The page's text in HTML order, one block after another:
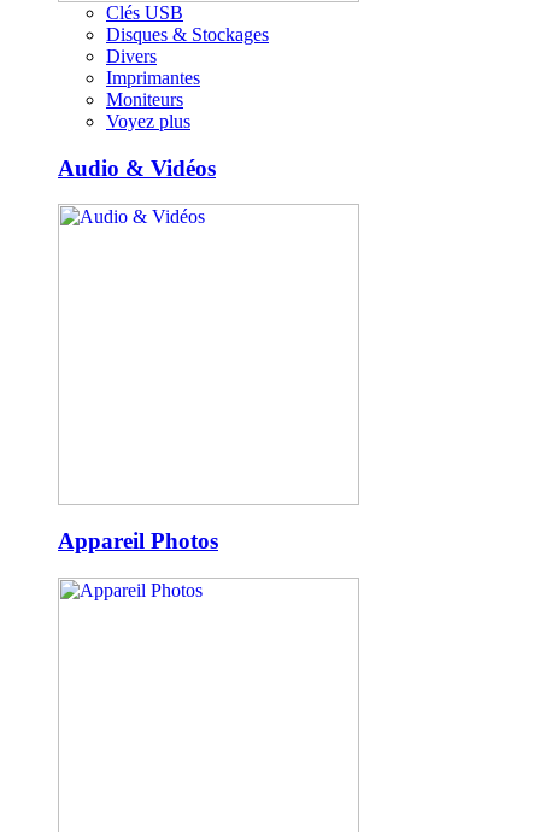
Clés USB
Disques & Stockages
Divers
Imprimantes
Moniteurs
Voyez plus
Audio & Vidéos
Appareil Photos